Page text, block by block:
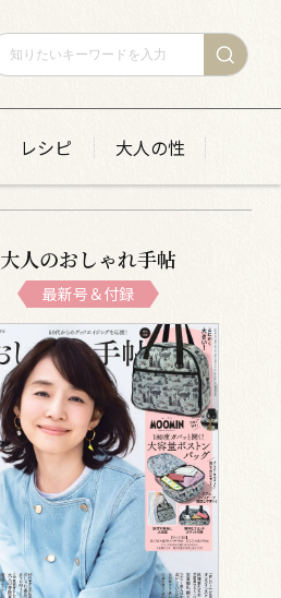
レシピ 大人の性
大人のおしゃれ手帖
最新号＆付録